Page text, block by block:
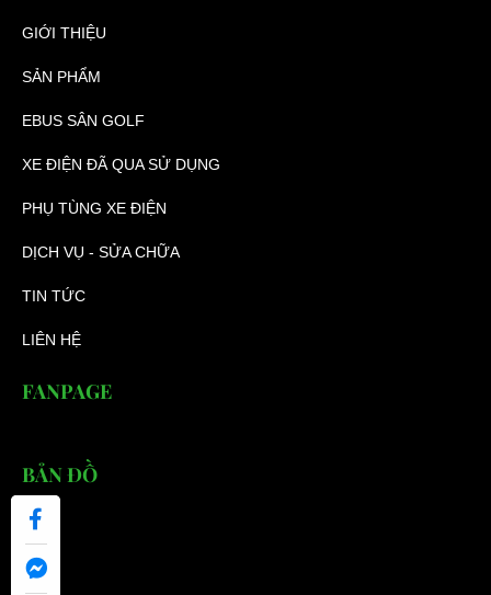
GIỚI THIỆU
SẢN PHẨM
EBUS SÂN GOLF
XE ĐIỆN ĐÃ QUA SỬ DỤNG
PHỤ TÙNG XE ĐIỆN
DỊCH VỤ - SỬA CHỮA
TIN TỨC
LIÊN HỆ
FANPAGE
BẢN ĐỒ